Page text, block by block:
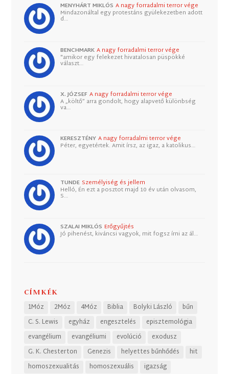
MENYHÁRT MIKLÓS A nagy forradalmi terror vége
Mindazonáltal egy protestáns gyülekezetben adott
d…
BENCHMARK A nagy forradalmi terror vége
"amikor egy felekezet hivatalosan püspökké
választ…
X. JÓZSEF A nagy forradalmi terror vége
A „költő” arra gondolt, hogy alapvető különbség
va…
KERESZTÉNY A nagy forradalmi terror vége
Péter, egyetértek. Amit írsz, az igaz, a katolikus…
TUNDE Személyiség és jellem
Helló, Én ezt a posztot majd 10 év után olvasom,
S…
SZALAI MIKLÓS Erőgyűjtés
Jó pihenést, kiváncsi vagyok, mit fogsz írni az ál…
CÍMKÉK
1Móz 2Móz 4Móz Biblia Bolyki László
bűn
C. S. Lewis
egyház engesztelés
episztemológia
evangélium
evangéliumi evolúció
exodusz
G. K. Chesterton
Genezis helyettes bűnhődés
hit
homoszexualitás
homoszexuális igazság